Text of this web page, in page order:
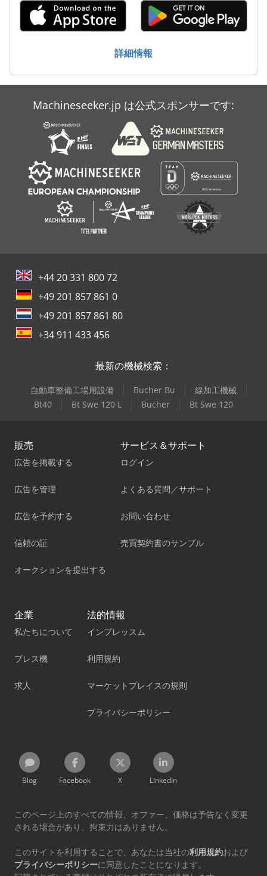
Case Ih Mx 100 C
Case Ih Mx 135
Case Ih Mx 150
Case Ih Mx 285
詳細情報
Machineseeker.jp は公式スポンサーです:
+44 20 331 800 72
+49 201 857 861 0
+49 201 857 861 80
+34 911 433 456
最新の機械検索：
自動車整備工場用設備 Bucher Bu
線加工機械
Bt40
Bt Swe 120 L Bucher Bt Swe 120
販売
広告を掲載する
広告を管理
広告を予約する
信頼の証
オークションを提出する
サービス＆サポート
ログイン
よくある質問／サポート
お問い合わせ
売買契約書のサンプル
企業
私たちについて
プレス機
求人
法的情報
インプレッスム
利用規約
マーケットプレイスの規則
プライバシーポリシー
Blog Facebook X LinkedIn
このページ上のすべての情報、オファー、価格は予告なく変更
される場合があり、拘束力はありません。
このサイトを利用することで、あなたは当社の利用規約および
プライバシーポリシーに同意したことになります。